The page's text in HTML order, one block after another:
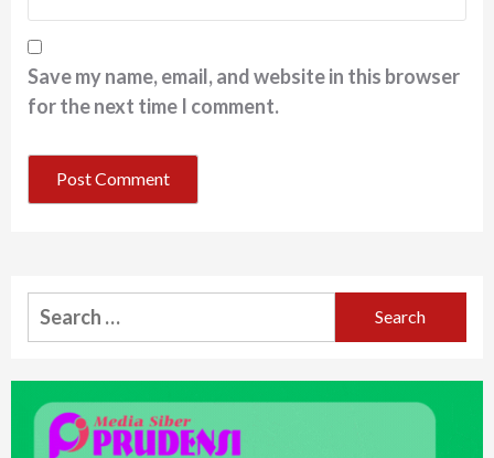
Save my name, email, and website in this browser
for the next time I comment.